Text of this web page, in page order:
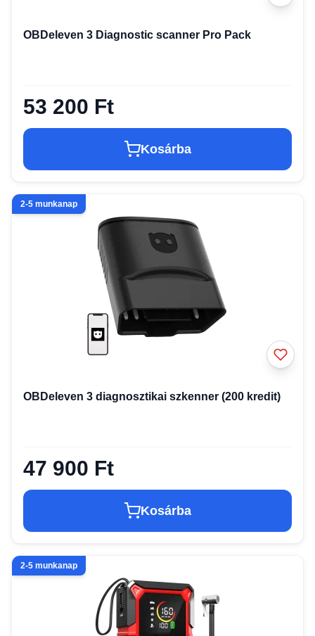
OBDeleven 3 Diagnostic scanner Pro Pack
53 200 Ft
Kosárba
2-5 munkanap
OBDeleven 3 diagnosztikai szkenner (200 kredit)
47 900 Ft
Kosárba
2-5 munkanap